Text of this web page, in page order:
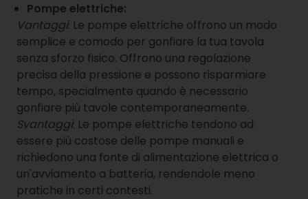
Pompe elettriche:
Vantaggi: Le pompe elettriche offrono un modo
semplice e comodo per gonfiare la tua tavola
senza sforzo fisico. Offrono una regolazione
precisa della pressione e possono risparmiare
tempo, specialmente quando è necessario
gonfiare più tavole contemporaneamente.
Svantaggi: Le pompe elettriche tendono ad
essere più costose delle pompe manuali e
richiedono una fonte di alimentazione elettrica o
un'avviamento a batteria, rendendole meno
pratiche in certi contesti.